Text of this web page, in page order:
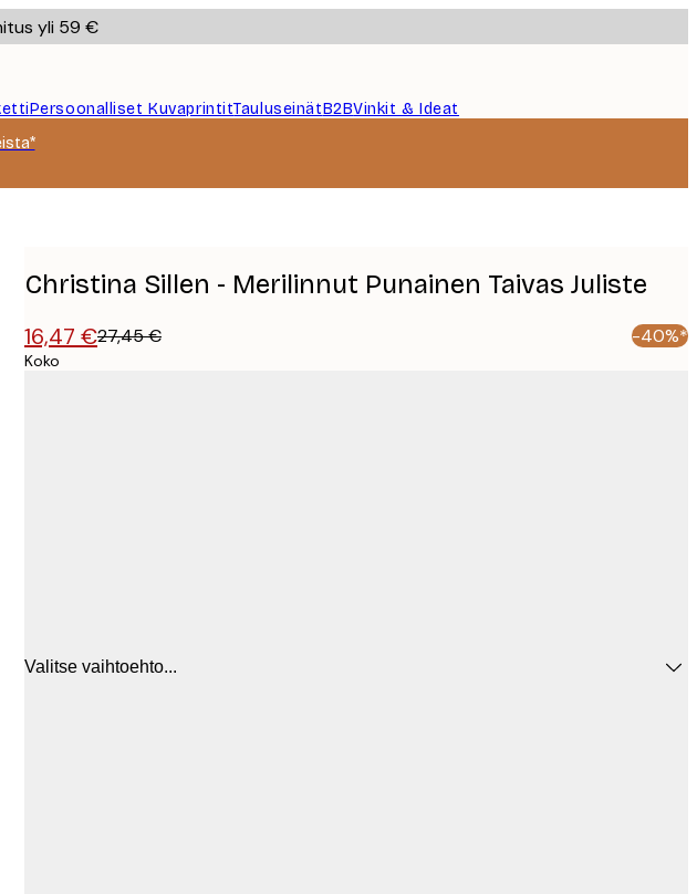
yli 59 €
Persoonalliset KuvaprintitTauluseinätB2BVinkit & Ideat
Christina Sillen - Merilinnut Punainen Taivas Juliste
16,47 €27,45 € -40%*
Koko
Valitse vaihtoehto...